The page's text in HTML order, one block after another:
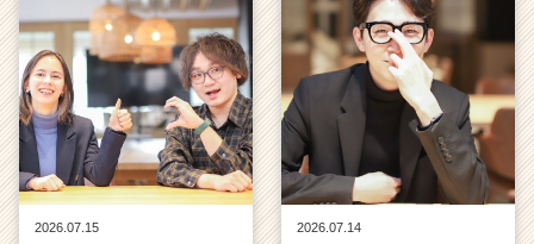
2026.07.15
2026.07.14